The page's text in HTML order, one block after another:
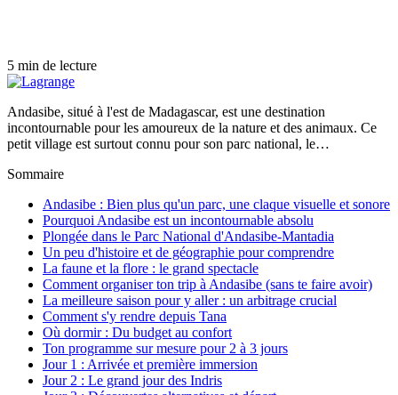
5 min de lecture
Andasibe, situé à l'est de Madagascar, est une destination
incontournable pour les amoureux de la nature et des animaux. Ce
petit village est surtout connu pour son parc national, le…
Sommaire
Andasibe : Bien plus qu'un parc, une claque visuelle et sonore
Pourquoi Andasibe est un incontournable absolu
Plongée dans le Parc National d'Andasibe-Mantadia
Un peu d'histoire et de géographie pour comprendre
La faune et la flore : le grand spectacle
Comment organiser ton trip à Andasibe (sans te faire avoir)
La meilleure saison pour y aller : un arbitrage crucial
Comment s'y rendre depuis Tana
Où dormir : Du budget au confort
Ton programme sur mesure pour 2 à 3 jours
Jour 1 : Arrivée et première immersion
Jour 2 : Le grand jour des Indris